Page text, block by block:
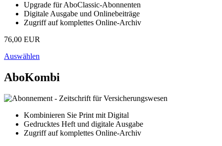
Upgrade für AboClassic-Abonnenten
Digitale Ausgabe und Onlinebeiträge
Zugriff auf komplettes Online-Archiv
76,00 EUR
Auswählen
AboKombi
Kombinieren Sie Print mit Digital
Gedrucktes Heft und digitale Ausgabe
Zugriff auf komplettes Online-Archiv